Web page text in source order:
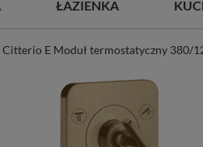
ŁAZIENKA
Citterio E Moduł termostatyczny 380/